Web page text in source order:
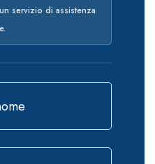
servizio di assistenza